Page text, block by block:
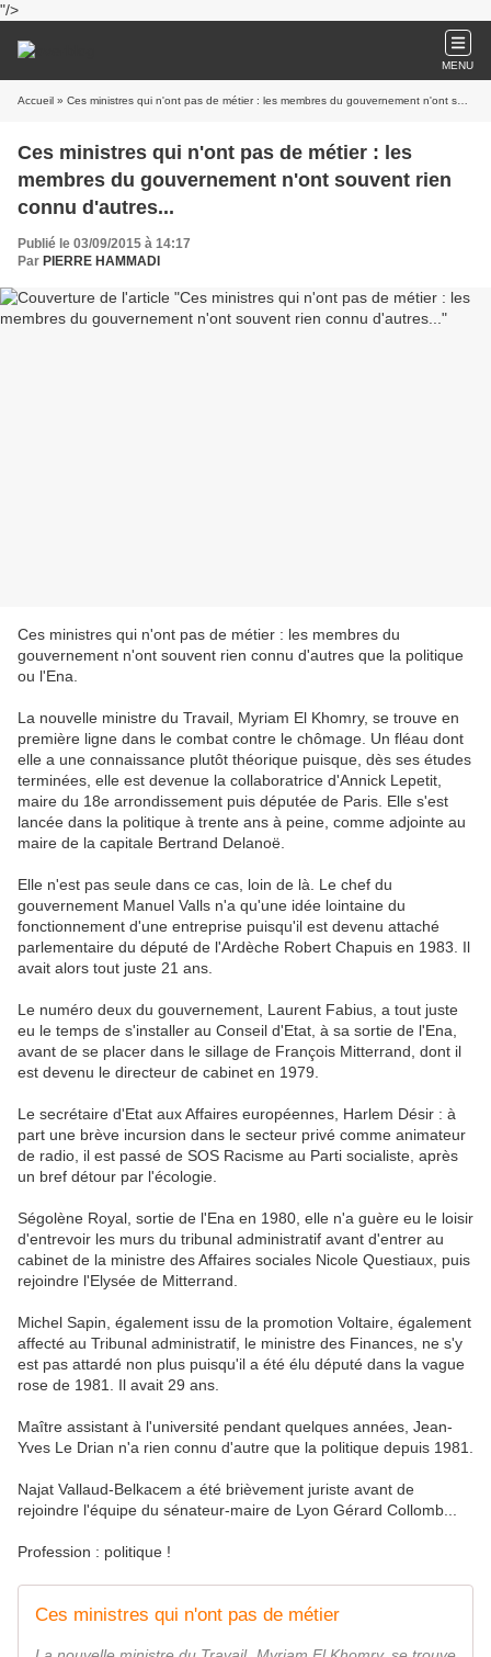
"/>
MENU
Accueil » Ces ministres qui n'ont pas de métier : les membres du gouvernement n'ont souvent rien connu d'autres...
Ces ministres qui n'ont pas de métier : les
membres du gouvernement n'ont souvent rien
connu d'autres...
Publié le 03/09/2015 à 14:17
Par PIERRE HAMMADI
Ces ministres qui n'ont pas de métier : les membres du
gouvernement n'ont souvent rien connu d'autres que la politique
ou l'Ena.
La nouvelle ministre du Travail, Myriam El Khomry, se trouve en
première ligne dans le combat contre le chômage. Un fléau dont
elle a une connaissance plutôt théorique puisque, dès ses études
terminées, elle est devenue la collaboratrice d'Annick Lepetit,
maire du 18e arrondissement puis députée de Paris. Elle s'est
lancée dans la politique à trente ans à peine, comme adjointe au
maire de la capitale Bertrand Delanoë.
Elle n'est pas seule dans ce cas, loin de là. Le chef du
gouvernement Manuel Valls n'a qu'une idée lointaine du
fonctionnement d'une entreprise puisqu'il est devenu attaché
parlementaire du député de l'Ardèche Robert Chapuis en 1983. Il
avait alors tout juste 21 ans.
Le numéro deux du gouvernement, Laurent Fabius, a tout juste
eu le temps de s'installer au Conseil d'Etat, à sa sortie de l'Ena,
avant de se placer dans le sillage de François Mitterrand, dont il
est devenu le directeur de cabinet en 1979.
Le secrétaire d'Etat aux Affaires européennes, Harlem Désir : à
part une brève incursion dans le secteur privé comme animateur
de radio, il est passé de SOS Racisme au Parti socialiste, après
un bref détour par l'écologie.
Ségolène Royal, sortie de l'Ena en 1980, elle n'a guère eu le loisir
d'entrevoir les murs du tribunal administratif avant d'entrer au
cabinet de la ministre des Affaires sociales Nicole Questiaux, puis
rejoindre l'Elysée de Mitterrand.
Michel Sapin, également issu de la promotion Voltaire, également
affecté au Tribunal administratif, le ministre des Finances, ne s'y
est pas attardé non plus puisqu'il a été élu député dans la vague
rose de 1981. Il avait 29 ans.
Maître assistant à l'université pendant quelques années, Jean-
Yves Le Drian n'a rien connu d'autre que la politique depuis 1981.
Najat Vallaud-Belkacem a été brièvement juriste avant de
rejoindre l'équipe du sénateur-maire de Lyon Gérard Collomb...
Profession : politique !
Ces ministres qui n'ont pas de métier